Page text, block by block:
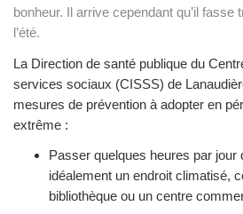
bonheur. Il arrive cependant qu’il fasse
l’été.
La Direction de santé publique du
services sociaux (CISSS) de
mesures de prévention à adopter en
extrême :
Passer quelques heures par jour
idéalement un endroit climatisé,
bibliothèque ou un centre